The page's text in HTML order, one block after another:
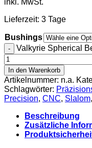
inkl. MwSt.
Lieferzeit: 3 Tage
Bushings
Valkyrie Spherical
In den Warenkorb
Artikelnummer: n.a.
Schlagwörter:
Precision, CNC, Slalom,
Beschreibung
Zusätzliche